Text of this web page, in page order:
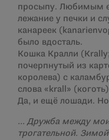
просыпу. Любимым
лежание у печки и
канареек
было вдосталь.
Кошка Кралли
почерпнутый из
королева) с
слова «krall» (коготь)
Да, и ещё лошади.
… Дружба между
трогательной.